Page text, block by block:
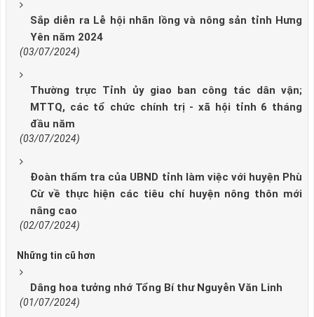
Sắp diễn ra Lễ hội nhãn lồng và nông sản tỉnh Hưng
Yên năm 2024
(03/07/2024)
Thường trực Tỉnh ủy giao ban công tác dân vận;
MTTQ, các tổ chức chính trị - xã hội tỉnh 6 tháng
đầu năm
(03/07/2024)
Đoàn thẩm tra của UBND tỉnh làm việc với huyện Phù
Cừ về thực hiện các tiêu chí huyện nông thôn mới
nâng cao
(02/07/2024)
Những tin cũ hơn
Dâng hoa tưởng nhớ Tổng Bí thư Nguyễn Văn Linh
(01/07/2024)